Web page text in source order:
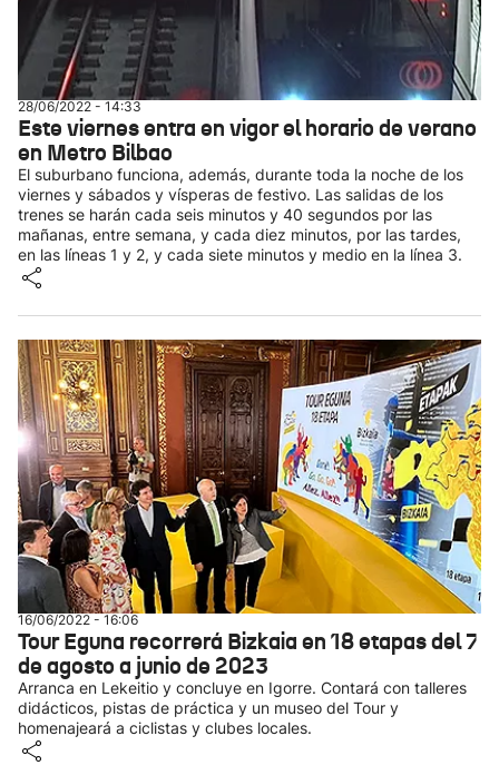
28/06/2022 - 14:33
Este viernes entra en vigor el horario de verano
en Metro Bilbao
El suburbano funciona, además, durante toda la noche de los
viernes y sábados y vísperas de festivo. Las salidas de los
trenes se harán cada seis minutos y 40 segundos por las
mañanas, entre semana, y cada diez minutos, por las tardes,
en las líneas 1 y 2, y cada siete minutos y medio en la línea 3.
16/06/2022 - 16:06
Tour Eguna recorrerá Bizkaia en 18 etapas del 7
de agosto a junio de 2023
Arranca en Lekeitio y concluye en Igorre. Contará con talleres
didácticos, pistas de práctica y un museo del Tour y
homenajeará a ciclistas y clubes locales.